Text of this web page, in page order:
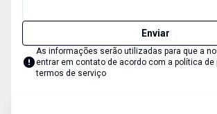
Enviar
As informações serão utilizadas para que a
entrar em contato de acordo com a política de
termos de serviço